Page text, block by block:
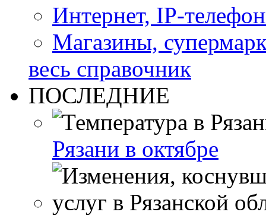
Интернет, IP-
Магазины,
весь справочник
ПОСЛЕДНИЕ
Рязани в октябре